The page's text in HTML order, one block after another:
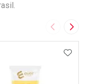
Imagem
AOS FAVORITOS